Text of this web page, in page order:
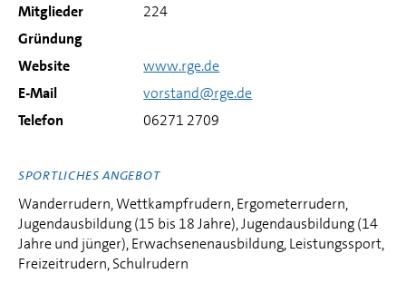
Mitglieder
224
Gründung
Website
www.rge.de
E-Mail
vorstand@rge.de
Telefon
06271 2709
SPORTLICHES ANGEBOT
Wanderrudern, Wettkampfrudern, Ergometerrudern,
Jugendausbildung (15 bis 18 Jahre), Jugendausbildung (14
Jahre und jünger), Erwachsenenausbildung, Leistungssport,
Freizeitrudern, Schulrudern